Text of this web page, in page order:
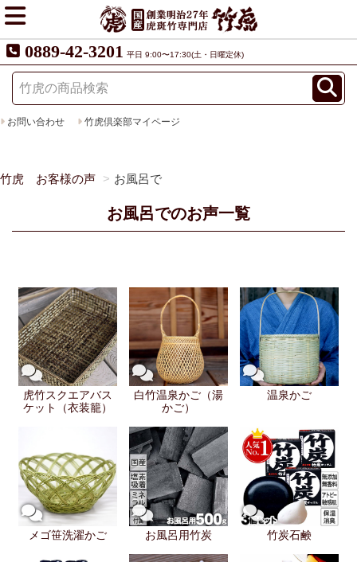
0889-42-3201 平日 9:00〜17:30(土・日曜定休)
お問い合わせ 竹虎倶楽部マイページ
竹虎 お客様の声 お風呂で
お風呂でのお声一覧
虎竹スクエアバス
ケット（衣装籠）
白竹温泉かご（湯
かご）
温泉かご
メゴ笹洗濯かご お風呂用竹炭 竹炭石鹸